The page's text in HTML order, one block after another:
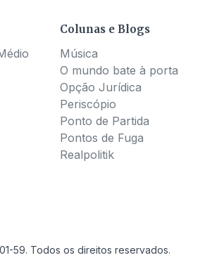
Colunas e Blogs
Música
O mundo bate à porta
Opção Jurídica
Periscópio
Ponto de Partida
Pontos de Fuga
Realpolitik
59. Todos os direitos reservados.